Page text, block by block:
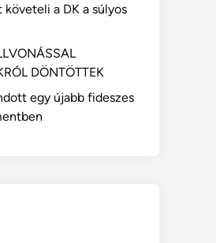
a DK a súlyos
DÖNTÖTTEK
egy újabb fideszes